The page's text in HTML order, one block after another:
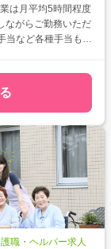
は月平均5時間程度
ながらご勤務いただ
当など各種手当もあ
職・ヘルパー求人